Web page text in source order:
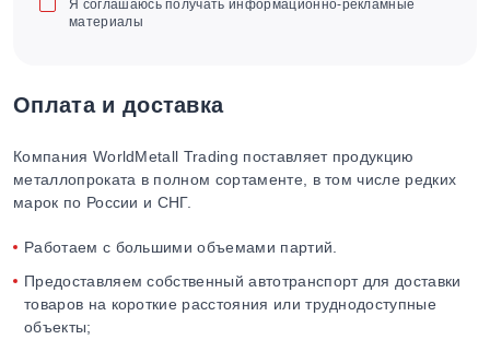
Я соглашаюсь получать информационно-рекламные
материалы
Оплата и доставка
Компания WorldMetall Trading поставляет продукцию
металлопроката в полном сортаменте, в том числе редких
марок по России и СНГ.
Работаем с большими объемами партий.
Предоставляем собственный автотранспорт для доставки
товаров на короткие расстояния или труднодоступные
объекты;